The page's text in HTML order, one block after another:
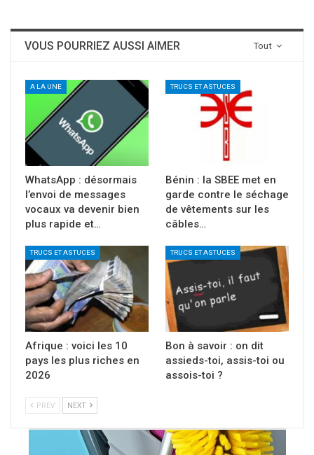
Tout
VOUS POURRIEZ AUSSI AIMER
A LA UNE
WhatsApp : désormais
l’envoi de messages
vocaux va devenir bien
plus rapide et…
TRUCS ET ASTUCES
Bénin : la SBEE met en
garde contre le séchage
de vêtements sur les
câbles…
TRUCS ET ASTUCES
Afrique : voici les 10
pays les plus riches en
2026
TRUCS ET ASTUCES
Bon à savoir : on dit
assieds-toi, assis-toi ou
assois-toi ?
PREV NEXT